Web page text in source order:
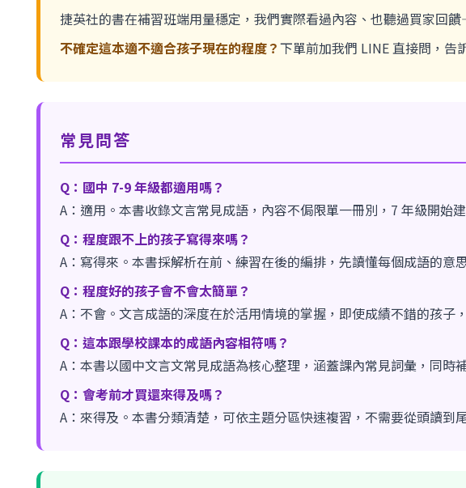
捷英社的書在補習班端用量穩定，我們實際看過內容、也聽過買家回
不確定這本適不適合孩子現在的程度？下單前加我們 LINE 直接問，告
常見問答
Q：國中 7-9 年級都適用嗎？
A：適用。本書收錄文言常見成語，內容不侷限單一冊別，7 年級開始
Q：程度跟不上的孩子寫得來嗎？
A：寫得來。本書採解析在前、練習在後的編排，先讀懂每個成語的
Q：程度好的孩子會不會太簡單？
A：不會。文言成語的深度在於活用情境的掌握，即使成績不錯的孩
Q：這本跟學校課本的成語內容相符嗎？
A：本書以國中文言文常見成語為核心整理，涵蓋課內常見詞彙，同
Q：會考前才買還來得及嗎？
A：來得及。本書分類清楚，可依主題分區快速複習，不需要從頭讀到